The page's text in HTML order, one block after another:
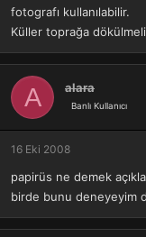
fotografı kullanılabilir.
Küller toprağa
A alara
Banlı Kullanıcı
16 Eki 2008
papirüs ne demek
birde bunu deneyeyim